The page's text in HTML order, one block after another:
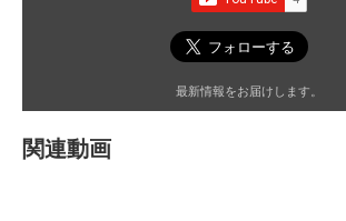
最新情報をお届けします。
関連動画